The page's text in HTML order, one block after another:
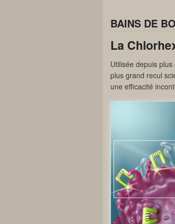
BAINS DE
La
Utilisée depuis
plus grand recul
une efficacité